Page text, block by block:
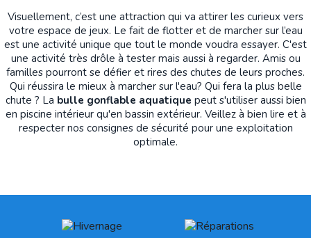
Visuellement, c’est une attraction qui va attirer les curieux vers
votre espace de jeux. Le fait de flotter et de marcher sur l’eau
est une activité unique que tout le monde voudra essayer. C'est
une activité très drôle à tester mais aussi à regarder. Amis ou
familles pourront se défier et rires des chutes de leurs proches.
Qui réussira le mieux à marcher sur l'eau? Qui fera la plus belle
chute ? La bulle gonflable aquatique peut s'utiliser aussi bien
en piscine intérieur qu'en bassin extérieur. Veillez à bien lire et à
respecter nos consignes de sécurité pour une exploitation
optimale.